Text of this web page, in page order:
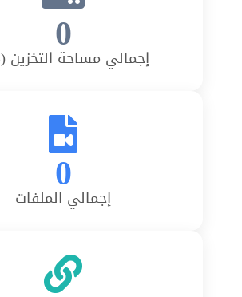
0
إجمالي مساحة التخزين (TB)
0
إجمالي الملفات